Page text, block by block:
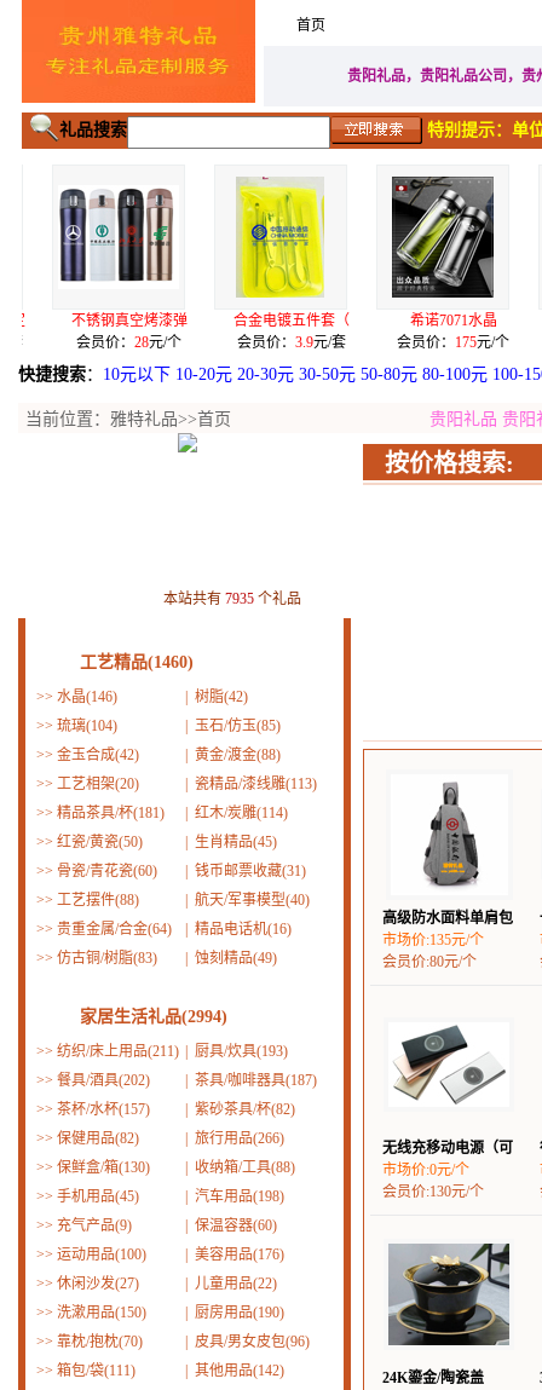
首页
贵阳礼品，贵阳礼品公司，
礼品搜索 特别提示：单
烤漆弹
28
合金电镀五件套（
会员价：3.9
希诺7071水晶
会员价：175
自动上水语音无
会员价：399
快捷搜索： 10元以下 10-20元 20-30元 30-50元 50-80元 80-100元 100-
当前位置： 雅特礼品>>首页 贵阳礼品 贵阳
本站共有 7935 个礼品
工艺精品(1460)
>> 水晶(146)
树脂(42)
>> 琉璃(104)
玉石/仿玉(85)
>> 金玉合成(42)
黄金/渡金(88)
>> 工艺相架(20)
瓷精品/漆线雕(113)
>> 精品茶具/杯(181)
红木/炭雕(114)
>> 红瓷/黄瓷(50)
生肖精品(45)
>> 骨瓷/青花瓷(60)
钱币邮票收藏(31)
>> 工艺摆件(88)
航天/军事模型(40)
>> 贵重金属/合金(64)
精品电话机(16)
>> 仿古铜/树脂(83) 蚀刻精品(49)
家居生活礼品(2994)
>> 纺织/床上用品(211)
厨具/炊具(193)
>> 餐具/酒具(202)
茶具/咖啡器具(187)
>> 茶杯/水杯(157)
紫砂茶具/杯(82)
>> 保健用品(82)
旅行用品(266)
>> 保鲜盒/箱(130)
收纳箱/工具(88)
>> 手机用品(45)
汽车用品(198)
>> 充气产品(9)
保温容器(60)
>> 运动用品(100)
美容用品(176)
>> 休闲沙发(27)
儿童用品(22)
>> 洗漱用品(150)
厨房用品(190)
>> 靠枕/抱枕(70)
皮具/男女皮包(96)
>> 箱包/袋(111) 其他用品(142)
按价格搜索:
高级防水面料单肩包
市场价:135元/个
会员价:80元/个
无线充移动电源（可
市场价:0元/个
会员价:130元/个
24K鎏金/陶瓷盖